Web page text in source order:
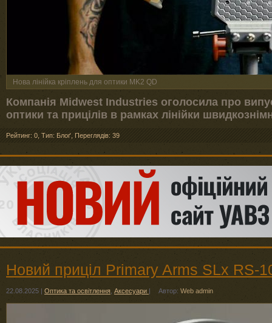
Нова лінійка кріплень для оптики MK2 QD
Компанія Midwest Industries оголосила про
оптики та прицілів в рамках лінійки
Рейтинг: 0 Тип: Блоґ Переглядів: 39
Новий приціл Primary Arms SLx RS-
22.08.2025 | Оптика та освітлення Аксесуари | Автор: Web admin